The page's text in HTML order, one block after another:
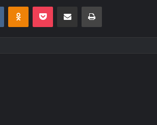
VKontakteOdnoklassniki
Pocket E-Posta ile paylaş Yazdır